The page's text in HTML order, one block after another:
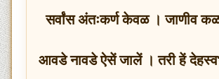
सर्वांस अंतःकर्ण केवळ । जाणीव
आवडे नावडे ऐसें जालें । तरी हें